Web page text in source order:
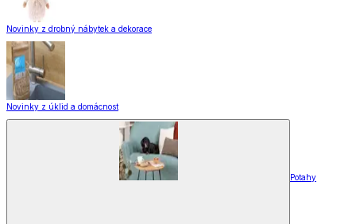
Novinky z drobný nábytek a dekorace
Novinky z úklid a domácnost
Potahy